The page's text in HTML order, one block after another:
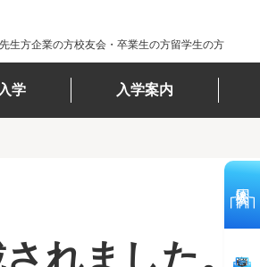
生方企業の方校友会・卒業生の方留学生の方
学 入学案内
れました。